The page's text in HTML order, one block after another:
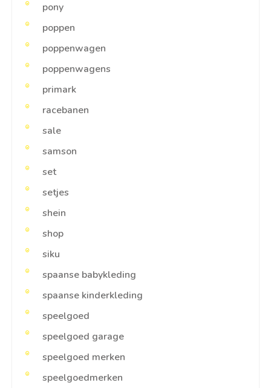
pony
poppen
poppenwagen
poppenwagens
primark
racebanen
sale
samson
set
setjes
shein
shop
siku
spaanse babykleding
spaanse kinderkleding
speelgoed
speelgoed garage
speelgoed merken
speelgoedmerken